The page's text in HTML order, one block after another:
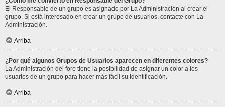
El Responsable de un grupo es asignado por La Administración al crear el
grupo. Si está interesado en crear un grupo de usuarios, contacte con La
Administración.
Arriba
¿Por qué algunos Grupos de Usuarios aparecen en diferentes colores?
La Administración del foro tiene la posibilidad de asignar un color a los
usuarios de un grupo para hacer más fácil su identificación.
Arriba